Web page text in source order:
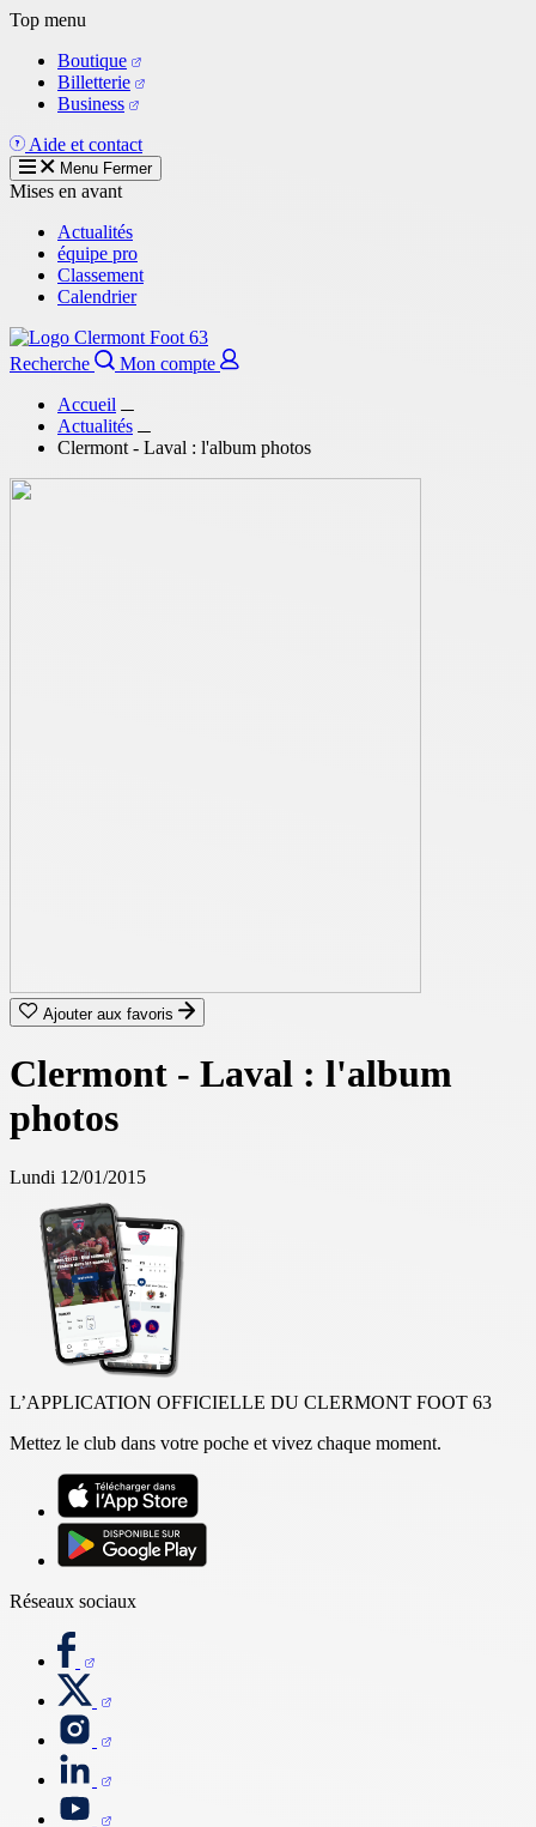
Aller
contenu
principal
Top menu
Boutique
Billetterie
Business
Aide et contact
Menu Fermer
Mises en avant
Actualités
équipe pro
Classement
Calendrier
Recherche
Mon compte
Accueil
Actualités
Clermont - Laval : l'album photos
Ajouter aux favoris
Clermont - Laval : l'album
photos
Lundi 12/01/2015
L’APPLICATION OFFICIELLE DU CLERMONT FOOT 63
Mettez le club dans votre poche et vivez chaque moment.
Réseaux sociaux